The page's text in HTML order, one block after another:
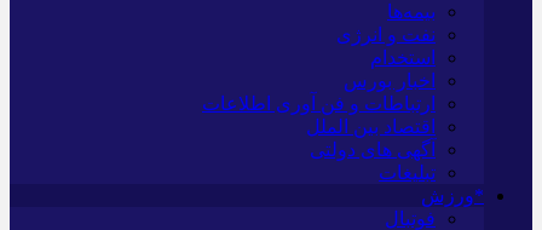
بیمه‌ها
نفت و انرژی
استخدام
اخبار بورس
ارتباطات و فن آوری اطلاعات
اقتصاد بین الملل
آگهی های دولتی
تبلیغات
*ورزش
فوتبال